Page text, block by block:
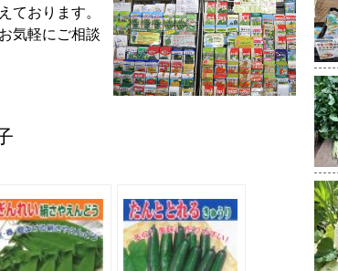
おります。
気軽にご相談